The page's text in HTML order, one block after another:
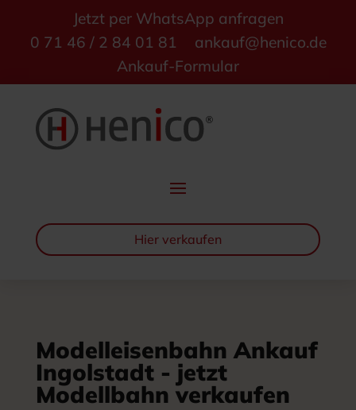
Jetzt per WhatsApp anfragen
0 71 46 / 2 84 01 81
ankauf@henico.de
Ankauf-Formular
Hier verkaufen
Modelleisenbahn Ankauf
Ingolstadt - jetzt
Modellbahn verkaufen